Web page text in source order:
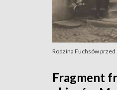
Rodzina Fuchsów
Fragment